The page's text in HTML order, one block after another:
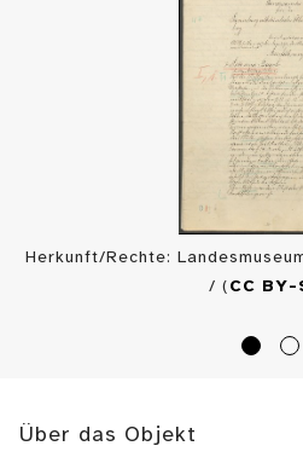
Herkunft/Rechte:
/ ( CC BY-
Über das Objekt